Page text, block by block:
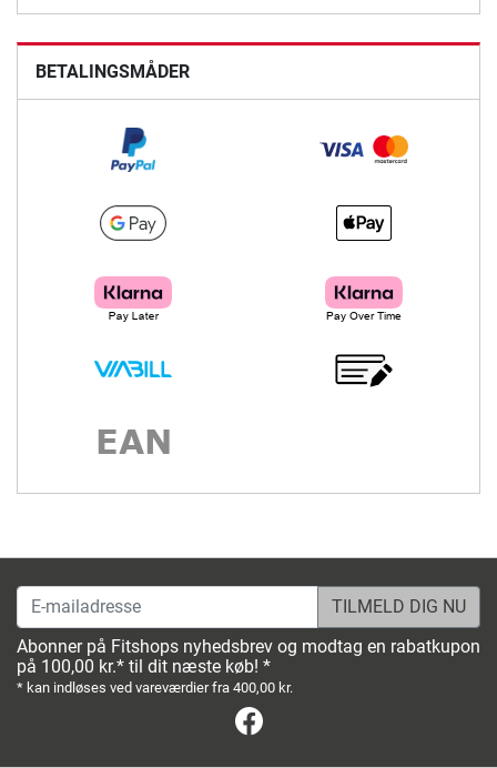
BETALINGSMÅDER
E-mailadresse
Abonner på Fitshops nyhedsbrev og modtag en rabatkupon
på 100,00 kr.* til dit næste køb! *
* kan indløses ved vareværdier fra 400,00 kr.